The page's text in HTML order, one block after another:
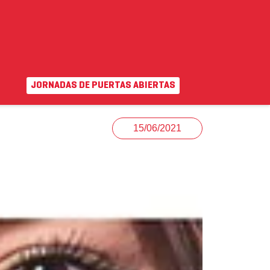
Campus virtual EN|VA
JORNADAS DE PUERTAS ABIERTAS
15/06/2021